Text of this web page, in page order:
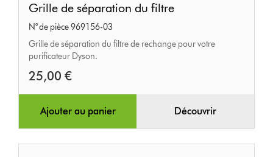
de
séparation
du
filtre
Grille de séparation du filtre
N° de pièce 969156-03
Grille de séparation du filtre de rechange pour votre
purificateur Dyson.
25,00 €
Ajouter au panier Découvrir